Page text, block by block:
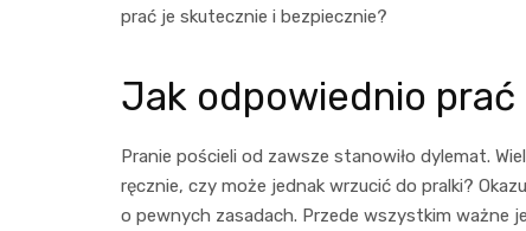
prać je skutecznie i bezpiecznie?
Jak odpowiednio prać
Pranie pościeli od zawsze stanowiło dylemat.
ręcznie, czy może jednak wrzucić do pralki?
o pewnych zasadach. Przede wszystkim ważne